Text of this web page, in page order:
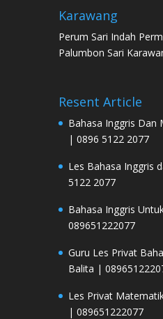
Karawang
Perum Sari Indah
Palumbon Sari
Resent Article
Bahasa Inggris Dan
| 0896 5122 2077
Les Bahasa Inggris
5122 2077
Bahasa Inggris
089651222077
Guru Les Privat
Balita |
Les Privat
| 089651222077